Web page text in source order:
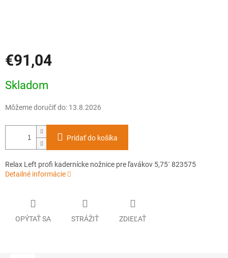
€91,04
cena:
Skladom
Môžeme doručiť do: 13.8.2026
Pridať do košíka
Relax Left profi kadernícke nožnice pre ľavákov 5,75´ 823575
Detailné informácie
OPÝTAŤ SA STRÁŽIŤ ZDIEĽAŤ